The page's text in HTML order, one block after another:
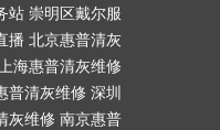
站 崇明区戴尔服
播 北京惠普清灰
海惠普清灰维修
普清灰维修 深圳
灰维修 南京惠普